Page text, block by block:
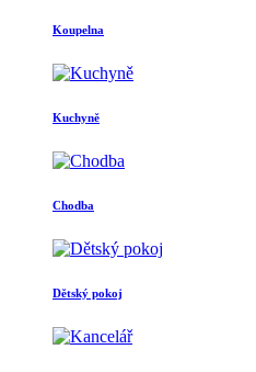
Koupelna
Kuchyně
Chodba
Dětský pokoj